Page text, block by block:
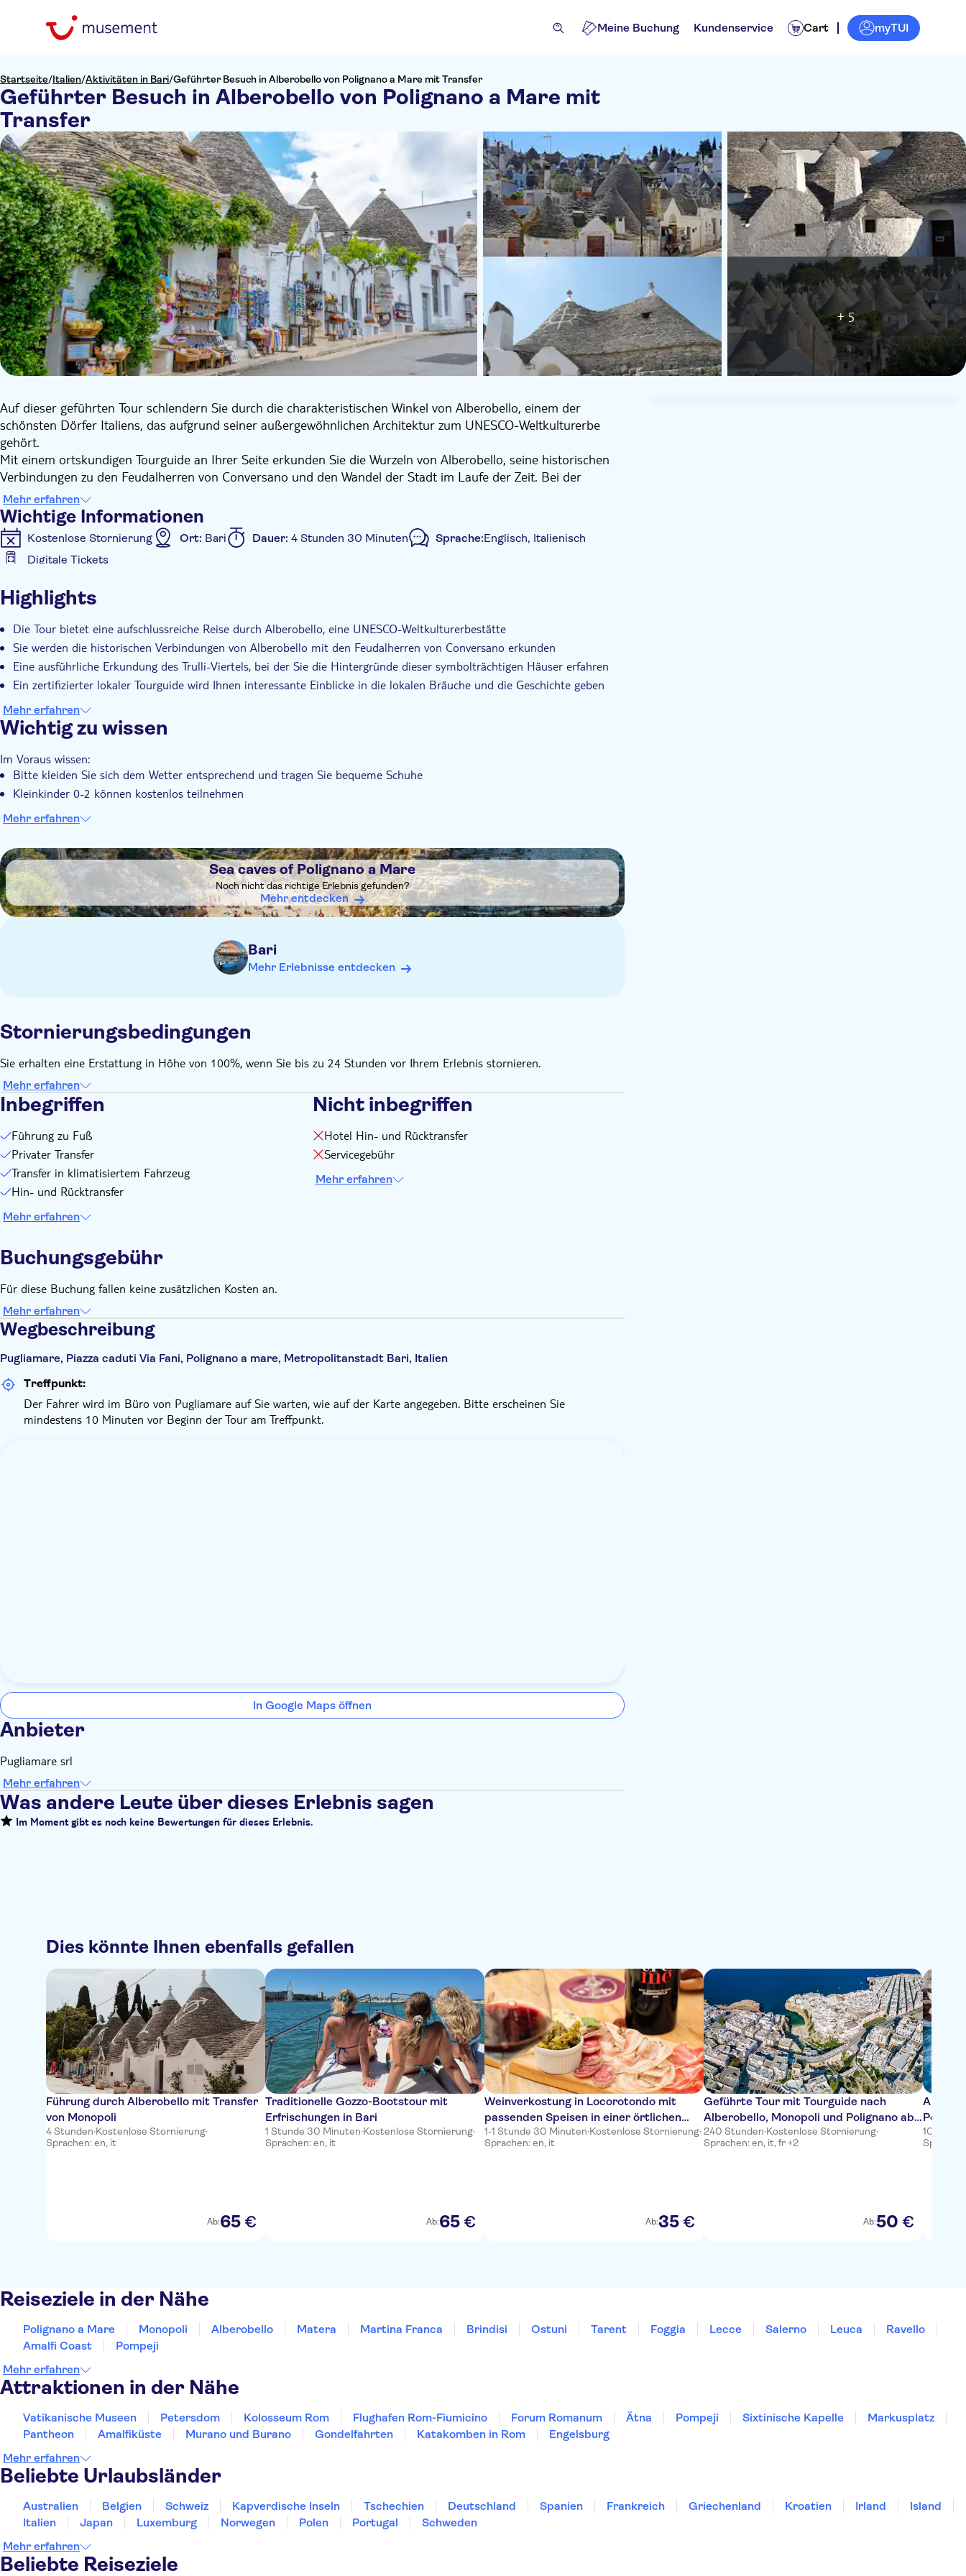
Meine Buchung Kundenservice Cart myTUI
Startseite/Italien/Aktivitäten in Bari/Geführter Besuch in Alberobello von Polignano a Mare mit Transfer
Geführter Besuch in Alberobello von Polignano a Mare mit
Transfer
+ 5
Auf dieser geführten Tour schlendern Sie durch die charakteristischen Winkel von Alberobello, einem der
schönsten Dörfer Italiens, das aufgrund seiner außergewöhnlichen Architektur zum UNESCO-Weltkulturerbe
gehört.
Mit einem ortskundigen Tourguide an Ihrer Seite erkunden Sie die Wurzeln von Alberobello, seine historischen
Verbindungen zu den Feudalherren von Conversano und den Wandel der Stadt im Laufe der Zeit. Bei der
geführten Besichtigung der Trulli erfahren Sie die Gründe für den Bau dieser symbolträchtigen Häuser und
lernen die verschiedenen Trullo-Stile kennen, die in der Region Apulien vorherrschen. Dies bietet einen Einblick
in die lokalen Bräuche und die Geschichte.
Dieses Abenteuer garantiert eine unvergessliche Reise zu einem der symbolträchtigsten Ziele Apuliens.
Mehr erfahren
Wichtige Informationen
Kostenlose Stornierung Ort: Bari Dauer: 4 Stunden 30 Minuten Sprache:Englisch, Italienisch
Digitale Tickets
Sofortbestätigung
Highlights
Die Tour bietet eine aufschlussreiche Reise durch Alberobello, eine UNESCO-Weltkulturerbestätte
Sie werden die historischen Verbindungen von Alberobello mit den Feudalherren von Conversano erkunden
Eine ausführliche Erkundung des Trulli-Viertels, bei der Sie die Hintergründe dieser symbolträchtigen Häuser erfahren
Ein zertifizierter lokaler Tourguide wird Ihnen interessante Einblicke in die lokalen Bräuche und die Geschichte geben
Mehr erfahren
Wichtig zu wissen
Im Voraus wissen:
Bitte kleiden Sie sich dem Wetter entsprechend und tragen Sie bequeme Schuhe
Kleinkinder 0-2 können kostenlos teilnehmen
Mehr erfahren
DSA1Sea caves of Polignano a Mare
Sea caves of Polignano a Mare
Noch nicht das richtige Erlebnis gefunden?
Mehr entdecken
Bari
Mehr Erlebnisse entdecken
Stornierungsbedingungen
Sie erhalten eine Erstattung in Höhe von 100%, wenn Sie bis zu 24 Stunden vor Ihrem Erlebnis stornieren.
Mehr erfahren
Inbegriffen
Führung zu Fuß
Privater Transfer
Transfer in klimatisiertem Fahrzeug
Hin- und Rücktransfer
Mehr erfahren
Nicht inbegriffen
Hotel Hin- und Rücktransfer
Servicegebühr
Mehr erfahren
Buchungsgebühr
Für diese Buchung fallen keine zusätzlichen Kosten an.
Mehr erfahren
Wegbeschreibung
Pugliamare, Piazza caduti Via Fani, Polignano a mare, Metropolitanstadt Bari, Italien
Treffpunkt:
Der Fahrer wird im Büro von Pugliamare auf Sie warten, wie auf der Karte angegeben. Bitte erscheinen Sie
mindestens 10 Minuten vor Beginn der Tour am Treffpunkt.
In Google Maps öffnen
Anbieter
Pugliamare srl
Mehr erfahren
Was andere Leute über dieses Erlebnis sagen
Im Moment gibt es noch keine Bewertungen für dieses Erlebnis.
Dies könnte Ihnen ebenfalls gefallen
Führung durch Alberobello mit Transfer
von Monopoli
4 Stunden·Kostenlose Stornierung·
Sprachen: en, it
Ab:65 €
Traditionelle Gozzo-Bootstour mit
Erfrischungen in Bari
1 Stunde 30 Minuten·Kostenlose Stornierung·
Sprachen: en, it
Ab:65 €
Weinverkostung in Locorotondo mit
passenden Speisen in einer örtlichen
Weinhandlung
1-1 Stunde 30 Minuten·Kostenlose Stornierung·
Sprachen: en, it
Ab:35 €
Geführte Tour mit Tourguide nach
Alberobello, Monopoli und Polignano ab
Bari oder Polignano a Mare
240 Stunden·Kostenlose Stornierung·
Sprachen: en, it, fr +2
Ab:50 €
10
Reiseziele in der Nähe
Polignano a Mare Monopoli Alberobello Matera Martina Franca Brindisi Ostuni Tarent Foggia Lecce Salerno Leuca
Ravello
Amalfi Coast
Pompeji
Mehr erfahren
Attraktionen in der Nähe
Vatikanische Museen Petersdom Kolosseum Rom Flughafen Rom-Fiumicino Forum Romanum Ätna Pompeji Sixtinische Kapelle
Markusplatz
Pantheon
Amalfiküste Murano und Burano Gondelfahrten Katakomben in Rom
Engelsburg
Mehr erfahren
Beliebte Urlaubsländer
Australien Belgien Schweiz Kapverdische Inseln Tschechien Deutschland Spanien Frankreich Griechenland Kroatien Irland
Island
Italien
Japan Luxemburg Norwegen Polen Portugal
Schweden
Mehr erfahren
Beliebte Reiseziele